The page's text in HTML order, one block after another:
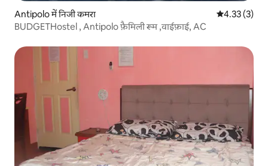
Antipolo में निजी कमरा औसत रेटिंग 5
4.33 (3)
BUDGETHostel , Antipolo फ़ैमिली रूम ,वाईफ़ाई, AC